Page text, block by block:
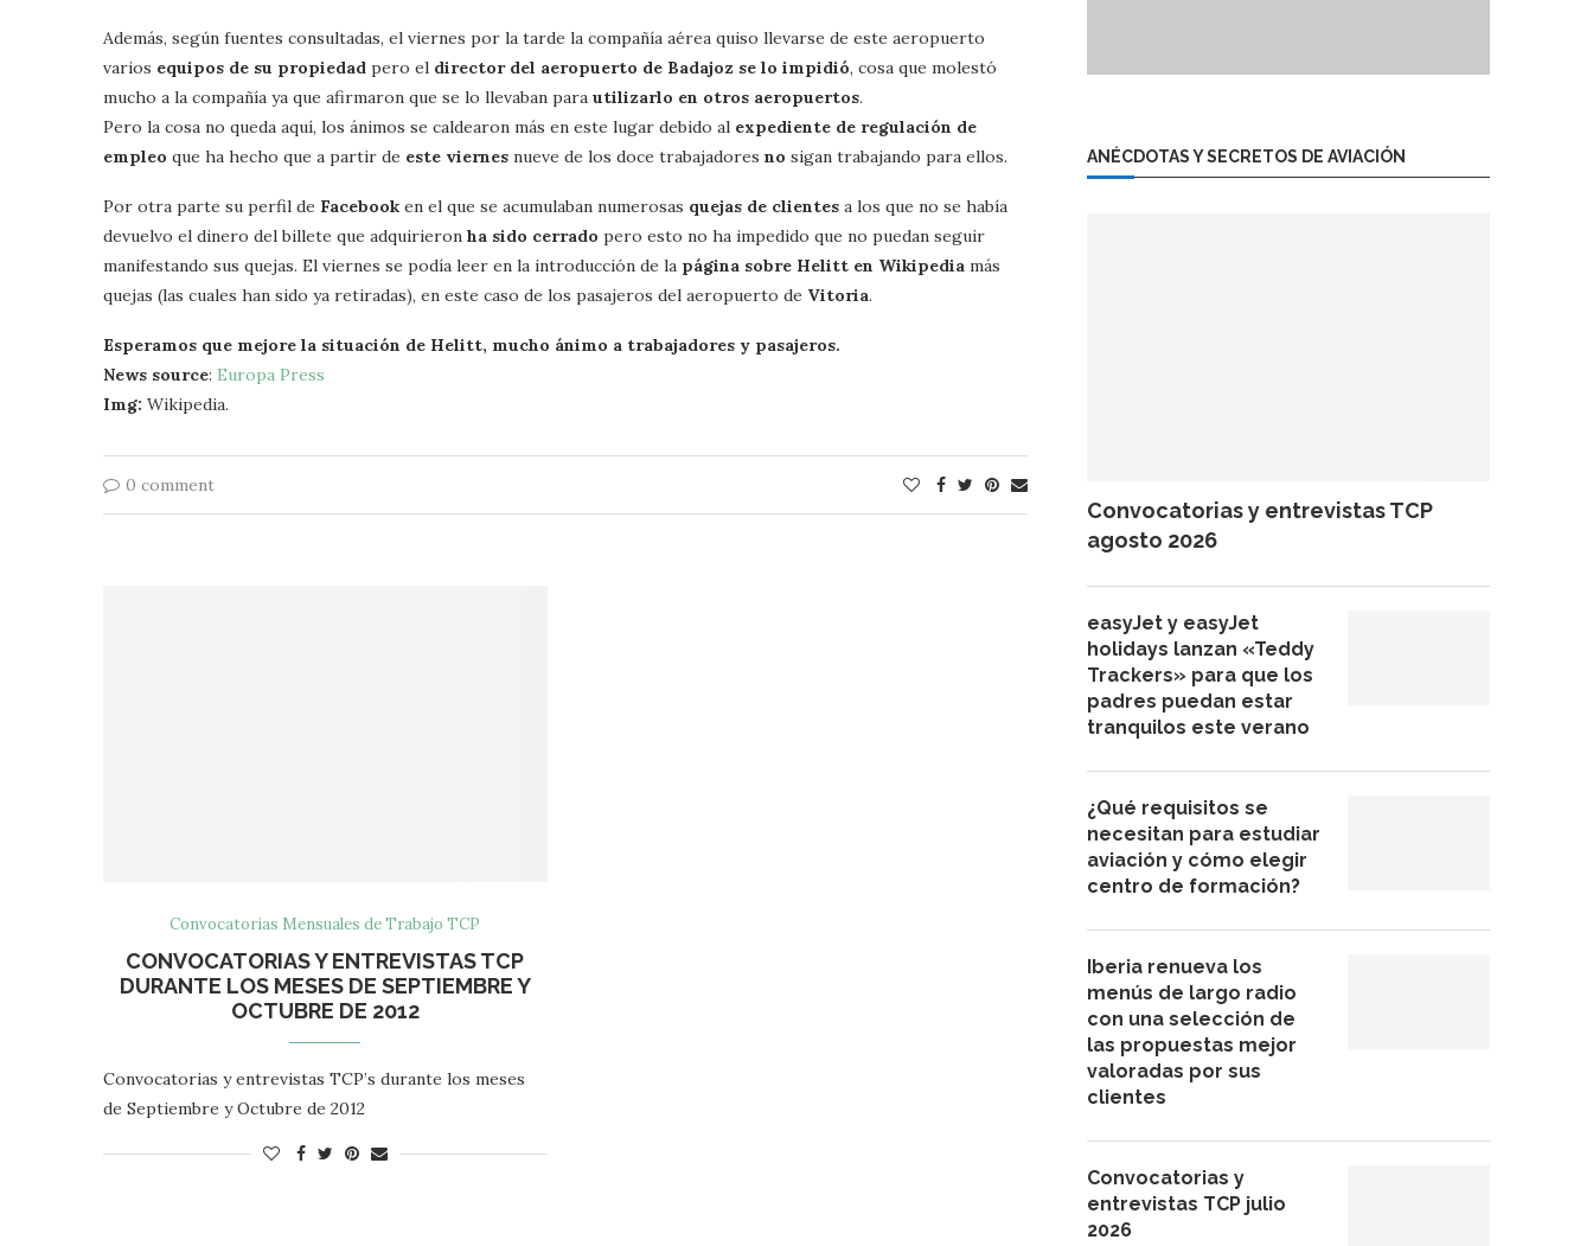
Además, según fuentes consultadas, el viernes por la tarde la compañía aérea quiso llevarse de este aeropuerto
varios equipos de su propiedad pero el director del aeropuerto de Badajoz se lo impidió, cosa que molestó
mucho a la compañía ya que afirmaron que se lo llevaban para utilizarlo en otros aeropuertos.
Pero la cosa no queda aquí, los ánimos se caldearon más en este lugar debido al expediente de regulación de
empleo que ha hecho que a partir de este viernes nueve de los doce trabajadores no sigan trabajando para ellos.
Por otra parte su perfil de Facebook en el que se acumulaban numerosas quejas de clientes a los que no se había
devuelvo el dinero del billete que adquirieron ha sido cerrado pero esto no ha impedido que no puedan seguir
manifestando sus quejas. El viernes se podía leer en la introducción de la página sobre Helitt en Wikipedia más
quejas (las cuales han sido ya retiradas), en este caso de los pasajeros del aeropuerto de Vitoria.
Esperamos que mejore la situación de Helitt, mucho ánimo a trabajadores y pasajeros.
News source: Europa Press
Img: Wikipedia.
0 comment
Convocatorias Mensuales de Trabajo TCP
CONVOCATORIAS Y ENTREVISTAS TCP
DURANTE LOS MESES DE SEPTIEMBRE Y
OCTUBRE DE 2012
Convocatorias y entrevistas TCP’s durante los meses
de Septiembre y Octubre de 2012
ANÉCDOTAS Y SECRETOS DE AVIACIÓN
Convocatorias y entrevistas TCP
agosto 2026
easyJet y easyJet
holidays lanzan «Teddy
Trackers» para que los
padres puedan estar
tranquilos este verano
¿Qué requisitos se
necesitan para estudiar
aviación y cómo elegir
centro de formación?
Iberia renueva los
menús de largo radio
con una selección de
las propuestas mejor
valoradas por sus
clientes
Convocatorias y
entrevistas TCP julio
2026